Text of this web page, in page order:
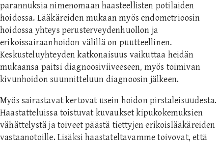
parannuksia nimenomaan haasteellisten potilaiden
hoidossa. Lääkäreiden mukaan myös endometrioosin
hoidossa yhteys perusterveydenhuollon ja
erikoissairaanhoidon välillä on puutteellinen.
Keskusteluyhteyden katkonaisuus vaikuttaa heidän
mukaansa paitsi diagnoosiviiveeseen, myös toimivan
kivunhoidon suunnitteluun diagnoosin jälkeen.
Myös sairastavat kertovat usein hoidon pirstaleisuudesta.
Haastatteluissa toistuvat kuvaukset kipukokemuksien
vähättelystä ja toiveet päästä tiettyjen erikoislääkäreiden
vastaanotoille. Lisäksi haastateltavamme toivovat, että